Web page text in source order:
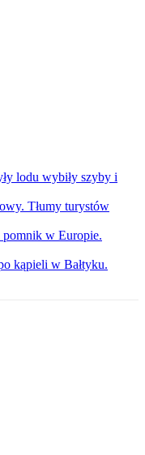
lodu wybiły szyby i
Tłumy turystów
pomnik w Europie.
kąpieli w Bałtyku.